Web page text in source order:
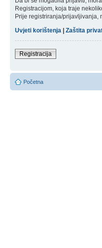
Registracijom, koja traje
Prije registriranja/prijavljivanja,
Uvjeti korištenja
Zaštita
Registracija
Početna